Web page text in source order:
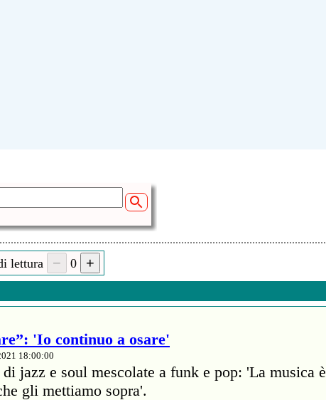
lettura 0
'Io continuo a osare'
18:00:00
jazz e soul mescolate a funk e pop: 'La musica è
gli mettiamo sopra'.